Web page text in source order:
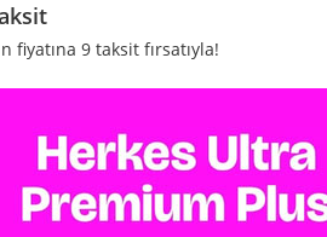
9 taksit fırsatıyla!